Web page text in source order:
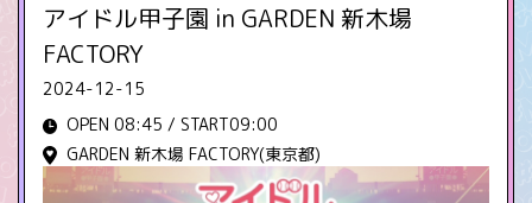
アイドル甲子園 in GARDEN 新木場
FACTORY
2024-12-15
OPEN 08:45 / START09:00
GARDEN 新木場 FACTORY(東京都)